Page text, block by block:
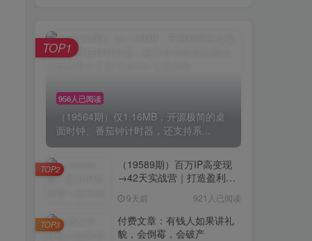
956人已阅读
（19564期）仅1.16MB，开源极简的桌
面时钟、番茄钟计时器，还支持系...
TOP1
（19589期）百万IP高变现
→42天实战营｜打造盈利赚
域转化批量成交积累客户案
例
9天前 921人已阅读
TOP2
付费文章：有钱人如果讲礼
貌，会倒霉，会破产
TOP3